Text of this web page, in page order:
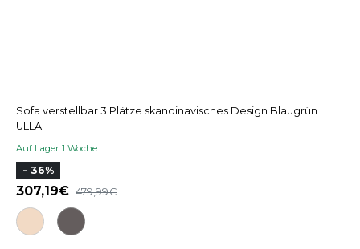
Sofa verstellbar 3 Plätze skandinavisches Design Blaugrün
ULLA
Auf Lager 1 Woche
- 36%
307,19 479,99